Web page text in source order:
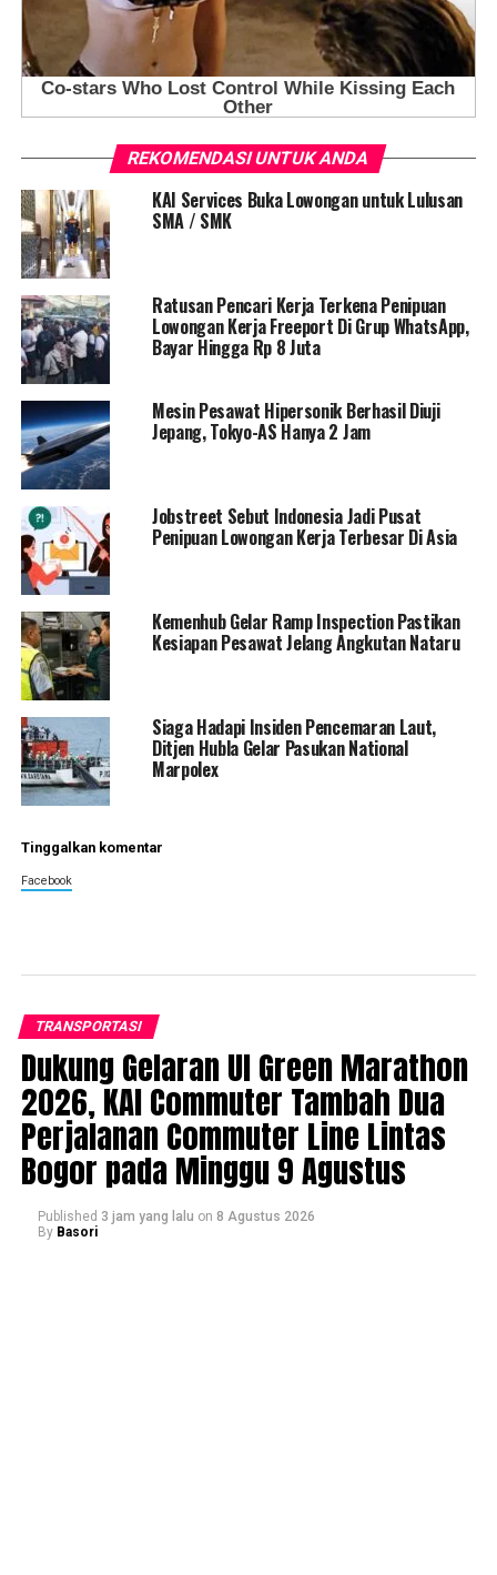
REKOMENDASI UNTUK ANDA
KAI Services Buka Lowongan untuk Lulusan
SMA / SMK
Ratusan Pencari Kerja Terkena Penipuan
Lowongan Kerja Freeport Di Grup WhatsApp,
Bayar Hingga Rp 8 Juta
Mesin Pesawat Hipersonik Berhasil Diuji
Jepang, Tokyo-AS Hanya 2 Jam
Jobstreet Sebut Indonesia Jadi Pusat
Penipuan Lowongan Kerja Terbesar Di Asia
Kemenhub Gelar Ramp Inspection Pastikan
Kesiapan Pesawat Jelang Angkutan Nataru
Siaga Hadapi Insiden Pencemaran Laut,
Ditjen Hubla Gelar Pasukan National
Marpolex
Tinggalkan komentar
Facebook
TRANSPORTASI
Dukung Gelaran UI Green Marathon
2026, KAI Commuter Tambah Dua
Perjalanan Commuter Line Lintas
Bogor pada Minggu 9 Agustus
Published 3 jam yang lalu on 8 Agustus 2026
By Basori